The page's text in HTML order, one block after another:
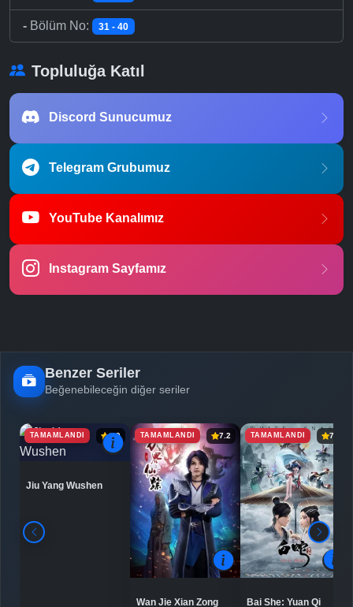
- Bölüm No: 31 - 40
Topluluğa Katıl
Discord Sunucumuz
Telegram Grubumuz
YouTube Kanalımız
Instagram Sayfamız
Benzer Seriler
Beğenebileceğin diğer seriler
TAMAMLANDI 6.9
Jiu Yang Wushen
TAMAMLANDI 7.2
Wan Jie Xian Zong
TAMAMLANDI 7.5
Bai She: Yuan Qi